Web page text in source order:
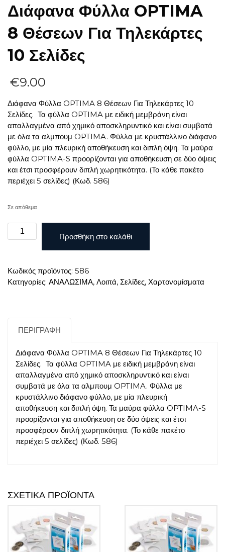
Διάφανα Φύλλα OPTIMA
8 Θέσεων Για Τηλεκάρτες
10 Σελίδες
€9.00
Διάφανα Φύλλα OPTIMA 8 Θέσεων Για Τηλεκάρτες 10
Σελίδες. Τα φύλλα OPTIMA με ειδική μεμβράνη είναι
απαλλαγμένα από χημικό αποσκληρυντικό και είναι συμβατά
με όλα τα αλμπουμ OPTIMA. Φύλλα με κρυστάλλινο διάφανο
φύλλο, με μία πλευρική αποθήκευση και διπλή όψη. Τα μαύρα
φύλλα OPTIMA-S προορίζονται για αποθήκευση σε δύο όψεις
και έτσι προσφέρουν διπλή χωρητικότητα. (Το κάθε πακέτο
περιέχει 5 σελίδες) (Κωδ. 586)
Σε απόθεμα
Διάφανα
Φύλλα
Θέσεων
Για
ποσότητα
Προσθήκη στο καλάθι
Κωδικός προϊόντος: 586
Κατηγορίες: ΑΝΑΛΩΣΙΜΑ, Λοιπά, Σελίδες, Χαρτονομίσματα
ΠΕΡΙΓΡΑΦΉ
Διάφανα Φύλλα OPTIMA 8 Θέσεων Για Τηλεκάρτες 10
Σελίδες. Τα φύλλα OPTIMA με ειδική μεμβράνη είναι
απαλλαγμένα από χημικό αποσκληρυντικό και είναι
συμβατά με όλα τα αλμπουμ OPTIMA. Φύλλα με
κρυστάλλινο διάφανο φύλλο, με μία πλευρική
αποθήκευση και διπλή όψη. Τα μαύρα φύλλα OPTIMA-S
προορίζονται για αποθήκευση σε δύο όψεις και έτσι
προσφέρουν διπλή χωρητικότητα. (Το κάθε πακέτο
περιέχει 5 σελίδες) (Κωδ. 586)
ΣΧΕΤΙΚΆ ΠΡΟΪΌΝΤΑ